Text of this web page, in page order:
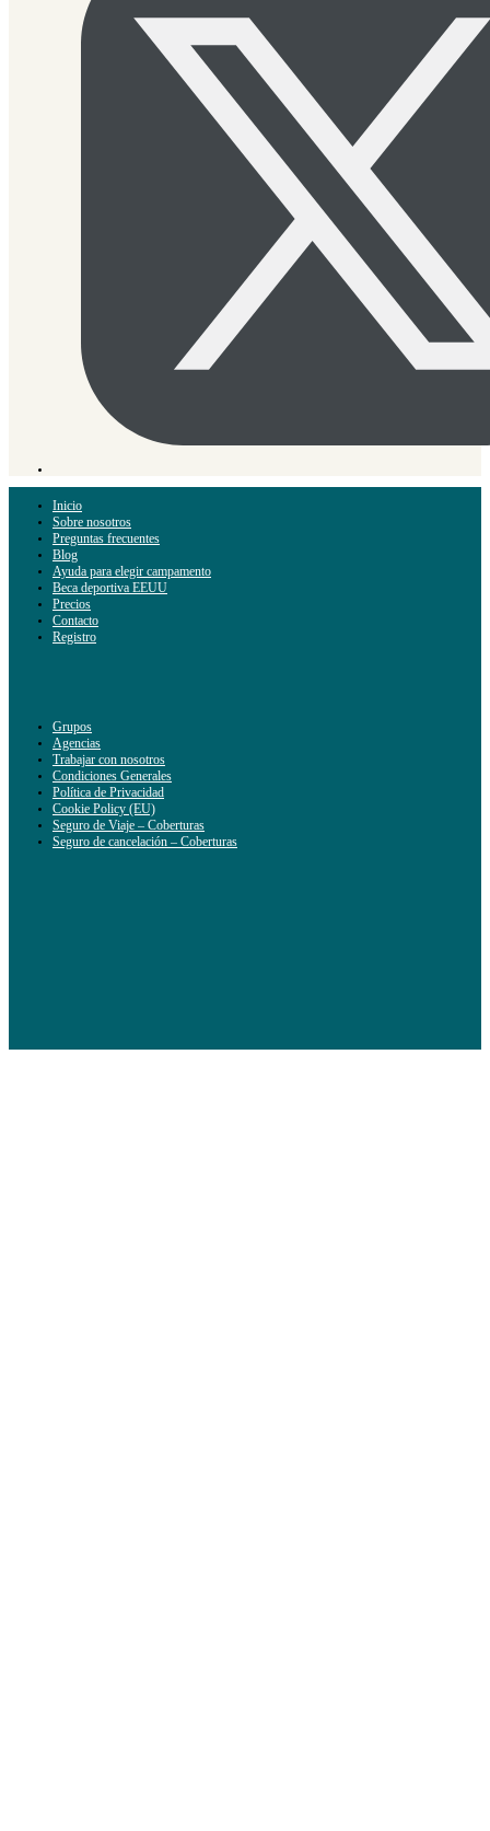
Inicio
Sobre nosotros
Preguntas frecuentes
Blog
Ayuda para elegir campamento
Beca deportiva EEUU
Precios
Contacto
Registro
Grupos
Agencias
Trabajar con nosotros
Condiciones Generales
Política de Privacidad
Cookie Policy (EU)
Seguro de Viaje – Coberturas
Seguro de cancelación – Coberturas